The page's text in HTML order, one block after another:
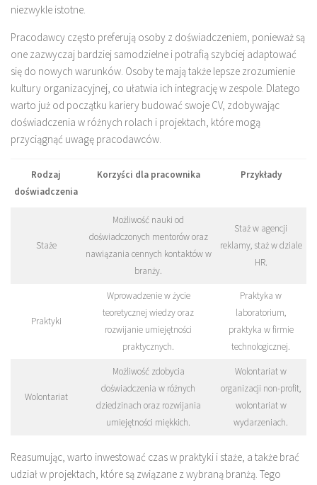
niezwykle istotne.
Pracodawcy często preferują osoby z doświadczeniem, ponieważ są
one zazwyczaj bardziej samodzielne i potrafią szybciej adaptować
się do nowych warunków. Osoby te mają także lepsze zrozumienie
kultury organizacyjnej, co ułatwia ich integrację w zespole. Dlatego
warto już od początku kariery budować swoje CV, zdobywając
doświadczenia w różnych rolach i projektach, które mogą
przyciągnąć uwagę pracodawców.
Rodzaj
doświadczenia
Korzyści dla pracownika Przykłady
Staże
Możliwość nauki od
doświadczonych mentorów oraz
nawiązania cennych kontaktów w
branży.
Staż w agencji
reklamy, staż w dziale
HR.
Praktyki
Wprowadzenie w życie
teoretycznej wiedzy oraz
rozwijanie umiejętności
praktycznych.
Praktyka w
laboratorium,
praktyka w firmie
technologicznej.
Wolontariat
Możliwość zdobycia
doświadczenia w różnych
dziedzinach oraz rozwijania
umiejętności miękkich.
Wolontariat w
organizacji non-profit,
wolontariat w
wydarzeniach.
Reasumując, warto inwestować czas w praktyki i staże, a także brać
udział w projektach, które są związane z wybraną branżą. Tego